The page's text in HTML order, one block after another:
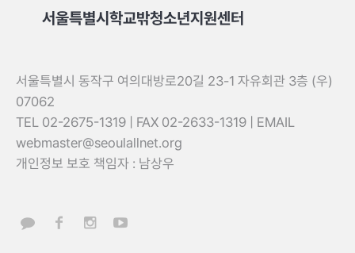
서울특별시학교밖청소년지원센터
서울특별시 동작구 여의대방로20길 23-1 자유회관 3층 (우)
07062
TEL 02-2675-1319 | FAX 02-2633-1319 | EMAIL
webmaster@seoulallnet.org
개인정보 보호 책임자 : 남상우